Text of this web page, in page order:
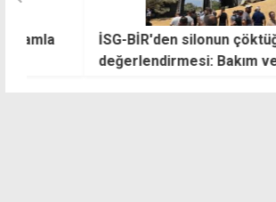
İSG-BİR'den silonun çöktüğü kaza
değerlendirmesi: Bakım ve